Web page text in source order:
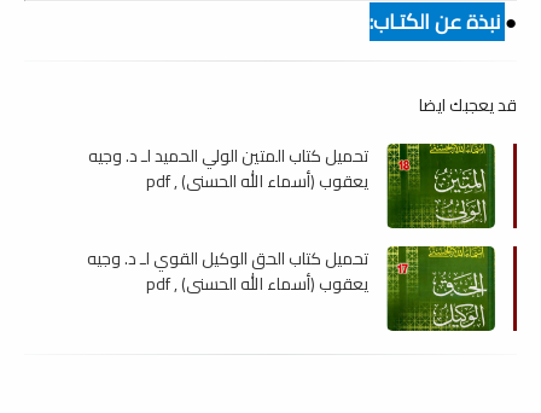
●نبذة عن الكتـاب:
قد يعجبك ايضا
تحميل كتاب المتين الولي الحميد لـ د. وجيه
يعقوب (أسماء الله الحسنى) , pdf
تحميل كتاب الحق الوكيل القوي لـ د. وجيه
يعقوب (أسماء الله الحسنى) , pdf